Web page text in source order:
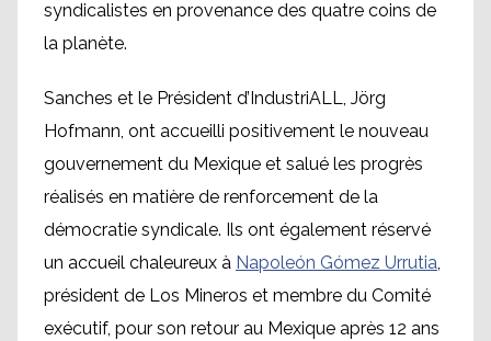
syndicalistes en provenance des quatre coins de
la planète.
Sanches et le Président d’IndustriALL, Jörg
Hofmann, ont accueilli positivement le nouveau
gouvernement du Mexique et salué les progrès
réalisés en matière de renforcement de la
démocratie syndicale. Ils ont également réservé
un accueil chaleureux à Napoleón Gómez Urrutia,
président de Los Mineros et membre du Comité
exécutif, pour son retour au Mexique après 12 ans